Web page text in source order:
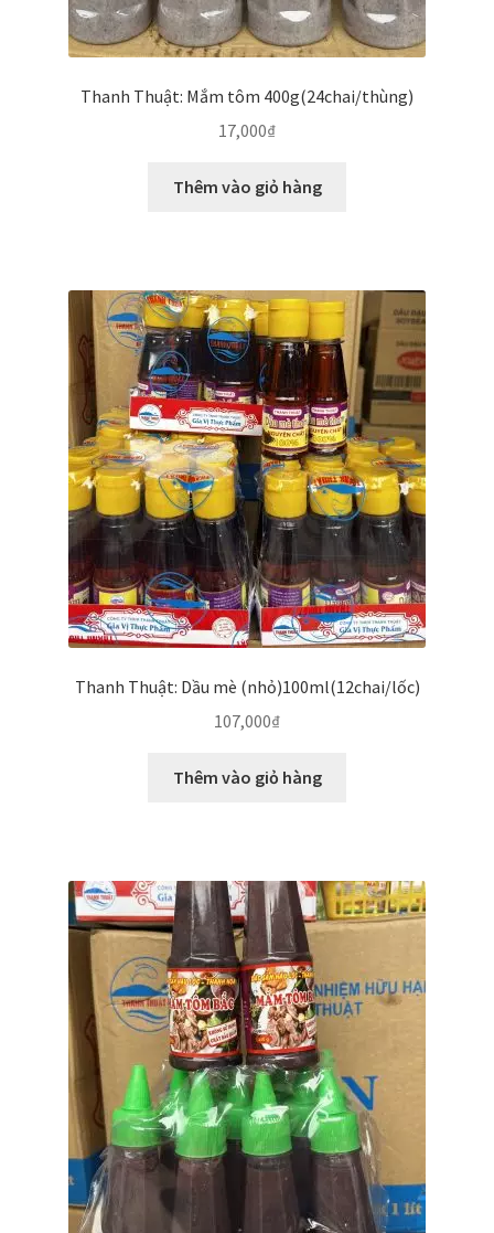
Thanh Thuật: Mắm tôm 400g(24chai/thùng)
17,000₫
Thêm vào giỏ hàng
Thanh Thuật: Dầu mè (nhỏ)100ml(12chai/lốc)
107,000₫
Thêm vào giỏ hàng